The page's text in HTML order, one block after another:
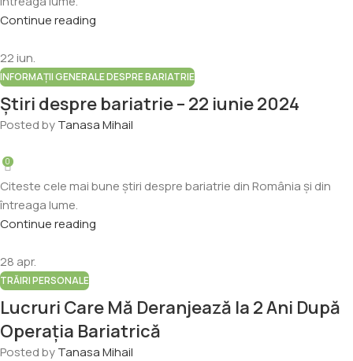
Continue reading
22iun.
INFORMAȚII GENERALE DESPRE BARIATRIE
Știri despre bariatrie – 22 iunie 2024
Posted byTanasa Mihail
0
Citeste cele mai bune știri despre bariatrie din România și din
întreaga lume.
Continue reading
28 apr.
TRĂIRI PERSONALE
Lucruri Care Mă Deranjează la 2 Ani După
Operația Bariatrică
Posted byTanasa Mihail